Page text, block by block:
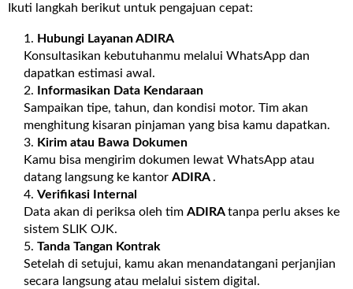
Ikuti langkah berikut untuk pengajuan cepat:
Hubungi LayananADIRA
Konsultasikan kebutuhanmu melalui WhatsApp dan
dapatkan estimasi awal.
Informasikan Data Kendaraan
Sampaikan tipe, tahun, dan kondisi motor. Tim akan
menghitung kisaran pinjaman yang bisa kamu dapatkan.
Kirim atau Bawa Dokumen
Kamu bisa mengirim dokumen lewat WhatsApp atau
datang langsung ke kantor ADIRA .
Verifikasi Internal
Data akan di periksa oleh tim ADIRAtanpa perlu akses ke
sistem SLIK OJK.
Tanda Tangan Kontrak
Setelah di setujui, kamu akan menandatangani perjanjian
secara langsung atau melalui sistem digital.